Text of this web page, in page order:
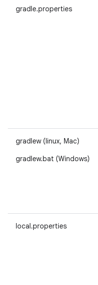
gradle.properties
gradlew (linux, Mac)
gradlew.bat (Windows)
local.properties